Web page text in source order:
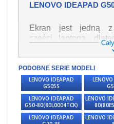
LENOVO IDEAPAD
Ekran jest jedną z
części laptopa,
żeby był jak
on do wyświetlania
różnych formach.
ulec uszkodzeniu,
z nim z jak największą
najczęstszych
zaliczyć uszkodzenia
rozbity lub pęknięty
PODOBNE SERIE MODELI
LENOVO IDEAPAD
G505S
LENOVO IDEAPAD
G50-80(80L0004TCK)
LENOVO
LENOVO IDEAPAD
LENOVO